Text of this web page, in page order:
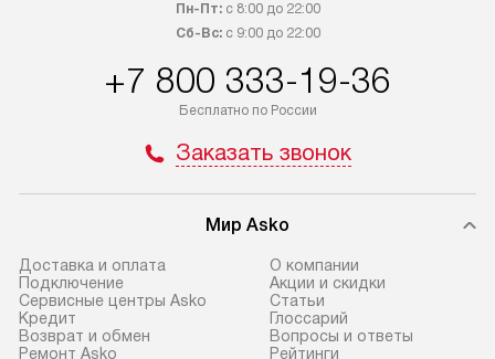
Пн-Пт:с 8:00 до 22:00
Сб-Вс:с 9:00 до 22:00
+7 800 333-19-36
Бесплатно по России
Заказать звонок
Мир Asko
Доставка и оплата
Подключение
Сервисные центры Asko
Кредит
Возврат и обмен
Ремонт Asko
О компании
Акции и скидки
Статьи
Глоссарий
Вопросы и ответы
Рейтинги